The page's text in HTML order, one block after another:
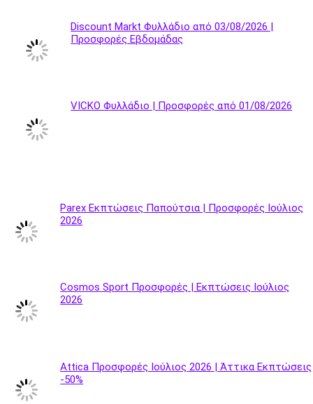
Discount Markt Φυλλάδιο από 03/08/2026 |
Προσφορές Εβδομάδας
VICKO Φυλλάδιο | Προσφορές από 01/08/2026
Parex Εκπτώσεις Παπούτσια | Προσφορές Ιούλιος
2026
Cosmos Sport Προσφορές | Εκπτώσεις Ιούλιος
2026
Attica Προσφορές Ιούλιος 2026 | Άττικα Εκπτώσεις
-50%